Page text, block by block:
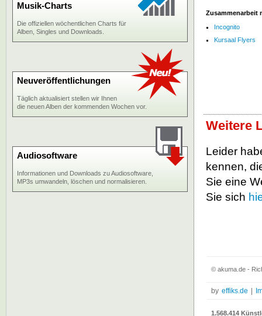
Zusammenarbeit
Incognito
Kursaal Flyers
Weitere
Leider
kennen,
Sie eine
Sie sich
Musik-Charts
Die offiziellen wöchentlichen Charts für
Alben, Singles und Downloads.
Neuveröffentlichungen
Täglich aktualisiert stellen wir Ihnen
die neuen Alben der kommenden Wochen vor.
Audiosoftware
Informationen und Downloads zu Audiosoftware,
MP3s umwandeln, löschen und normalisieren.
© akuma.de -
by effiks.de
1.568.414